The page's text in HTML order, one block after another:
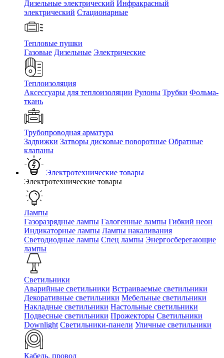
Дизельные электрический Инфракрасный
электрический Стационарные
Тепловые пушки
Газовые Дизельные Электрические
Теплоизоляция
Аксессуары для теплоизоляции Рулоны Трубки Фольма-
ткань
Трубопроводная арматура
Задвижки Затворы дисковые поворотные Обратные
клапаны
Электротехнические товары
Электротехнические товары
Лампы
Газоразрядные лампы Галогенные лампы Гибкий неон
Индикаторные лампы Лампы накаливания
Светодиодные лампы Спец лампы Энергосберегающие
лампы
Светильники
Аварийные светильники Встраиваемые светильники
Декоративные светильники Мебельные светильники
Накладные светильники Настольные светильники
Подвесные светильники Прожекторы Светильники
Downlight Светильники-панели Уличные светильники
Кабель, провод